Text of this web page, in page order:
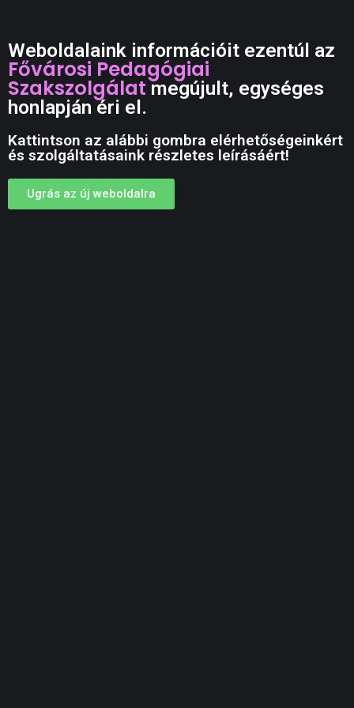
Weboldalaink információit ezentúl az
Fővárosi Pedagógiai
Szakszolgálatmegújult, egységes
honlapján éri el.
Kattintson az alábbi gombra elérhetőségeinkért
és szolgáltatásaink részletes leírásáért!
Ugrás az új weboldalra